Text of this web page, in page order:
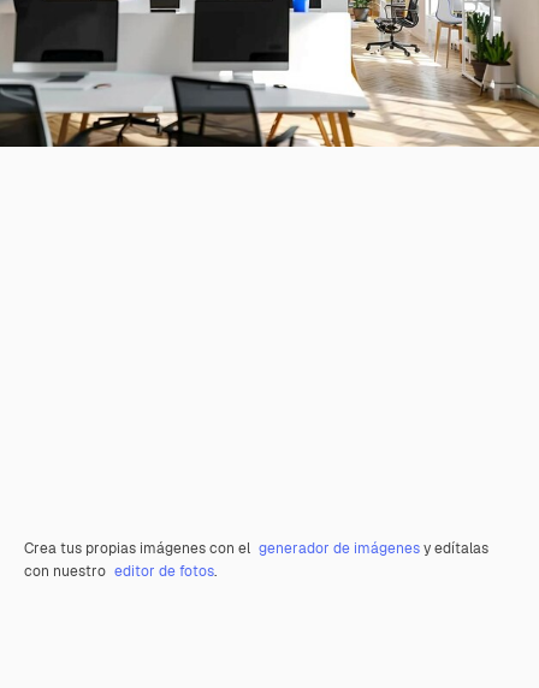
Crea tus propias imágenes con el generador de imágenesy edítalas
con nuestro editor de fotos.